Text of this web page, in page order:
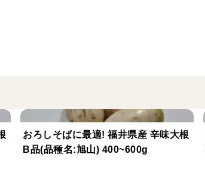
おろしそばに最適! 福井県産 辛味大根
B品(品種名:旭山) 400~600g